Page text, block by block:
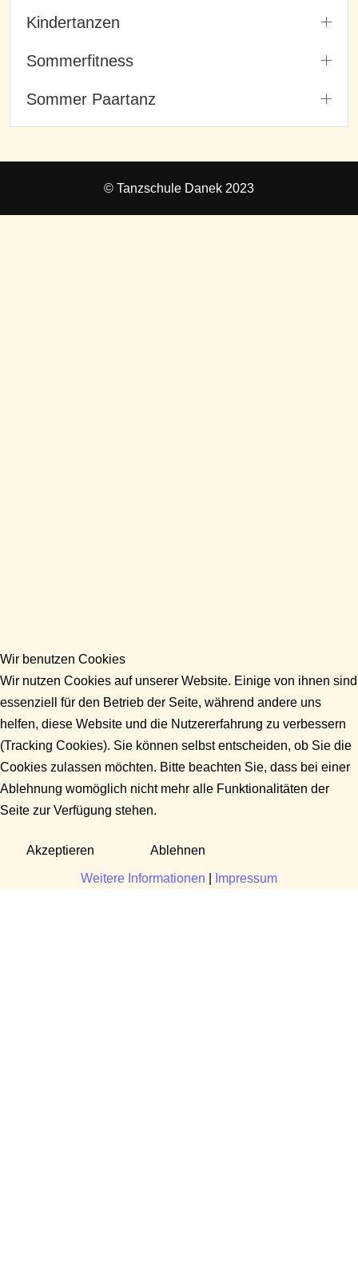
Kindertanzen
Sommerfitness
Sommer Paartanz
© Tanzschule Danek 2023
Wir benutzen Cookies
Wir nutzen Cookies auf unserer Website. Einige von ihnen sind
essenziell für den Betrieb der Seite, während andere uns
helfen, diese Website und die Nutzererfahrung zu verbessern
(Tracking Cookies). Sie können selbst entscheiden, ob Sie die
Cookies zulassen möchten. Bitte beachten Sie, dass bei einer
Ablehnung womöglich nicht mehr alle Funktionalitäten der
Seite zur Verfügung stehen.
Akzeptieren Ablehnen
Weitere Informationen Impressum